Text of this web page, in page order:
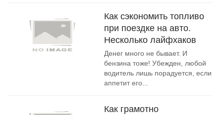
Как сэкономить топливо
при поездке на авто.
Несколько лайфхаков
Денег много не бывает. И
бензина тоже! Убежден, любой
водитель лишь порадуется, если
аппетит его...
Как грамотно